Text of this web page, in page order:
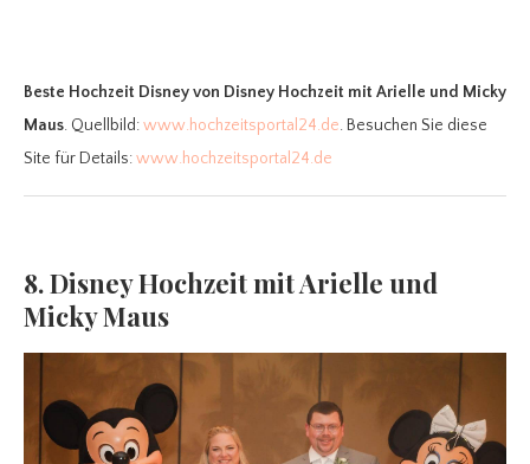
Beste Hochzeit Disneyvon Disney Hochzeit mit Arielle und Micky
Maus. Quellbild:www.hochzeitsportal24.de. Besuchen Sie diese
Site für Details:www.hochzeitsportal24.de
8. Disney Hochzeit mit Arielle und
Micky Maus